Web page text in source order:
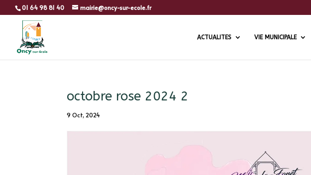
01 64 98 81 40 mairie@oncy-sur-ecole.fr
ACTUALITES VIE MUNICIPALE
octobre rose 2024 2
9 Oct, 2024